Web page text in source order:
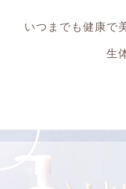
いつまでも健康で
生